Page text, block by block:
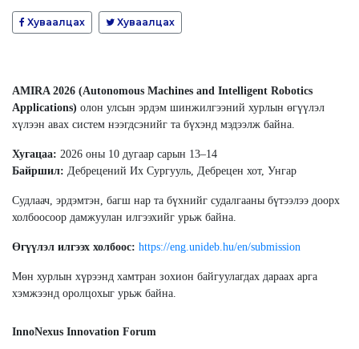
Хуваалцах Хуваалцах
AMIRA 2026 (Autonomous Machines and Intelligent Robotics
Applications) олон улсын эрдэм шинжилгээний хурлын өгүүлэл
хүлээн авах систем нээгдсэнийг та бүхэнд мэдээлж байна.
Хугацаа: 2026 оны 10 дугаар сарын 13–14
Байршил: Дебрецений Их Сургууль, Дебрецен хот, Унгар
Судлаач, эрдэмтэн, багш нар та бүхнийг судалгааны бүтээлээ доорх
холбоосоор дамжуулан илгээхийг урьж байна.
Өгүүлэл илгээх холбоос: https://eng.unideb.hu/en/submission
Мөн хурлын хүрээнд хамтран зохион байгуулагдах дараах арга
хэмжээнд оролцохыг урьж байна.
InnoNexus Innovation Forum